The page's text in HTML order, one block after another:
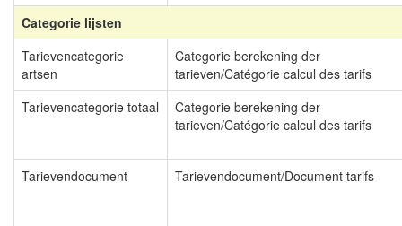
Categorie lijsten
Tarievencategorie
artsen
Categorie berekening der
tarieven/Catégorie calcul des tarifs
Tarievencategorie totaal
Categorie berekening der
tarieven/Catégorie calcul des tarifs
Tarievendocument Tarievendocument/Document tarifs